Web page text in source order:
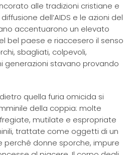
alle tradizioni cristiane e
dell’AIDS e le azioni del
accentuarono un elevato
bel paese e riaccesero il senso
sbagliati, colpevoli,
generazioni stavano provando
quella furia omicida si
della coppia: molte
mutilate e espropriate
trattate come oggetti di un
donne sporche, impure